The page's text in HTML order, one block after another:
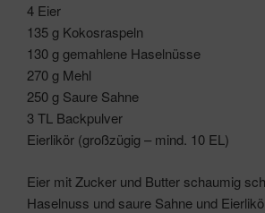
4 Eier
135 g Kokosraspeln
130 g gemahlene Haselnüsse
270 g Mehl
250 g Saure Sahne
3 TL Backpulver
Eierlikör (großzügig – mind. 10 EL)
Eier mit Zucker und Butter schaumig
Haselnuss und saure Sahne und